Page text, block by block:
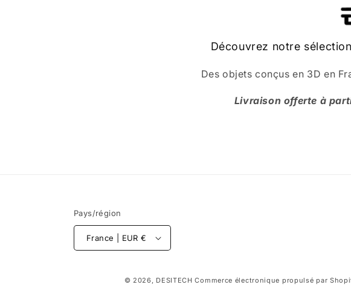
Découvrez notre
Des objets conçus en 3D en
Livraison offerte à
Pays/région
France | EUR €
© 2026, DESITECH Commerce électronique propulsé par